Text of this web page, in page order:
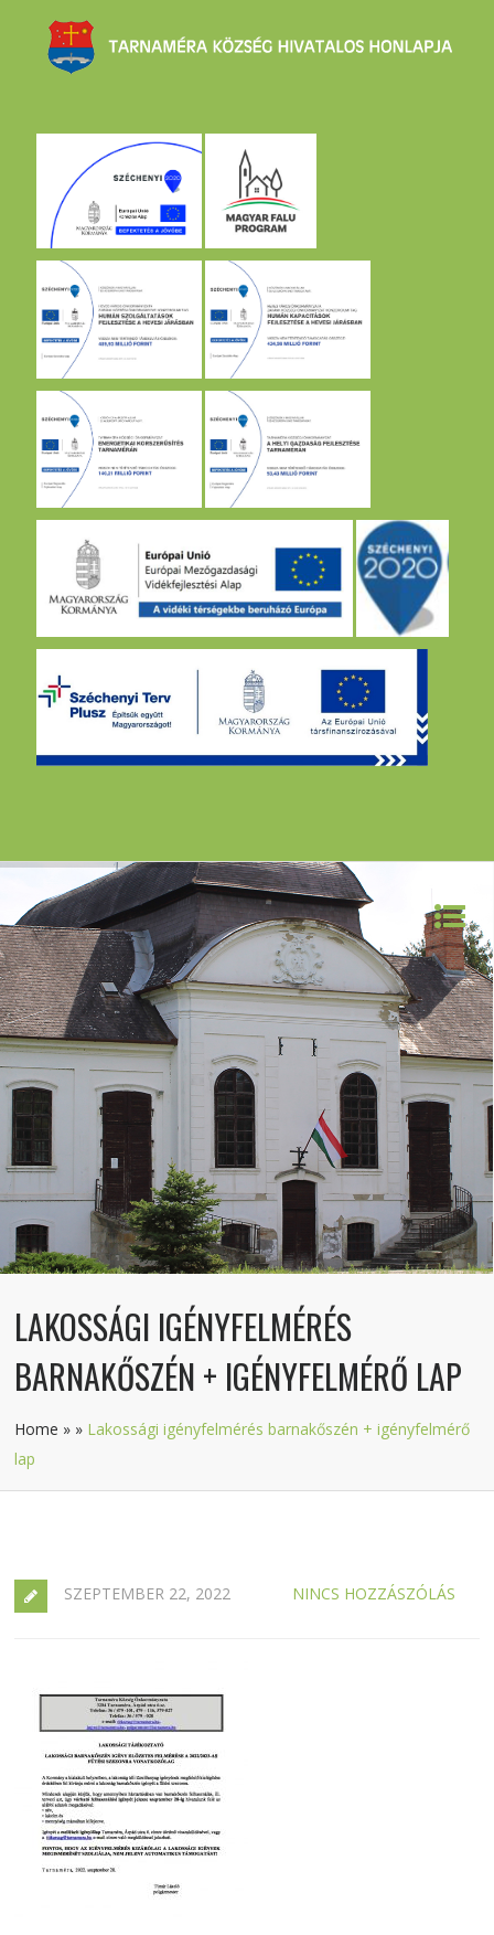
LAKOSSÁGI IGÉNYFELMÉRÉS
BARNAKŐSZÉN + IGÉNYFELMÉRŐ LAP
Home » » Lakossági igényfelmérés barnakőszén + igényfelmérő
lap
SZEPTEMBER 22, 2022 NINCS HOZZÁSZÓLÁS